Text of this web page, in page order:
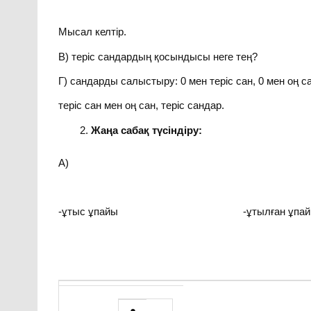
Мысал келтір.
В) теріс сандардың қосындысы неге тең?
Г) сандарды салыстыру: 0 мен теріс сан, 0 мен оң
теріс сан мен оң сан, теріс сандар.
Жаңа сабақ түсіндіру:
А)
-ұтыс ұпайы -ұтылған ұпай